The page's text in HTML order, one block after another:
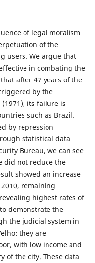
of legal moralism
of the
users. We argue that
in combating the
after 47 years of the
by the
its failure is
such as Brazil.
by repression
statistical data
Bureau, we can see
did not reduce the
showed an increase
remaining
highest rates of
demonstrate the
the judicial system in
they are
with low income and
of the city. These data